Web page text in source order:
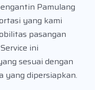
Pamulang
yang kami
pasangan
ini
sesuai dengan
yang dipersiapkan.